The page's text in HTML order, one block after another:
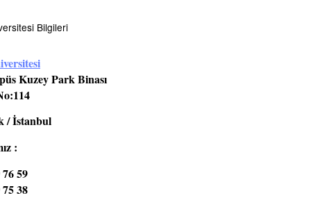
Bilgileri
Kuzey Park Binası
/ İstanbul
:
59
38